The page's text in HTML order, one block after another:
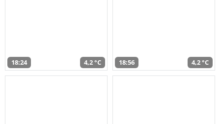
18:24 4,2 °C 18:56 4,2 °C